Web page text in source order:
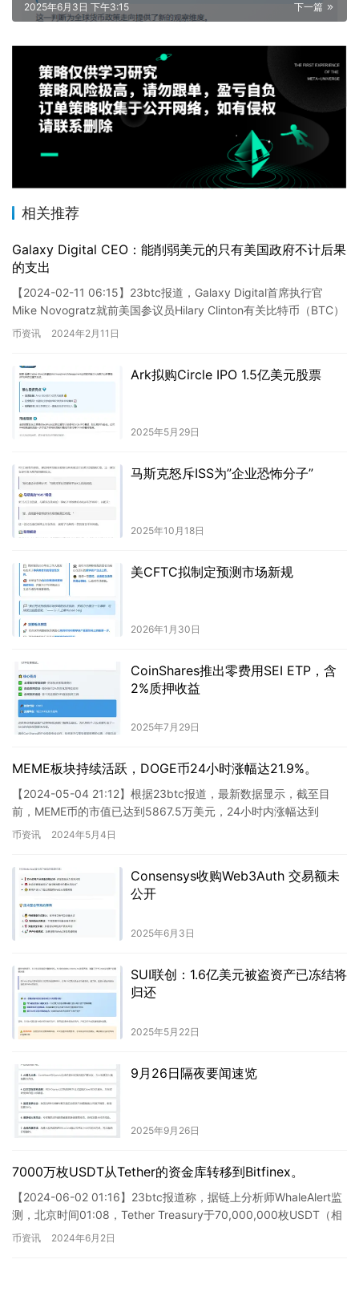
下一篇
2025年6月3日 下午3:15
相关推荐
Galaxy Digital CEO：能削弱美元的只有美国政府不计后果
的支出
【2024-02-11 06:15】23btc报道，Galaxy Digital首席执行官
Mike Novogratz就前美国参议员Hilary Clinton有关比特币（BTC）
…
币资讯 2024年2月11日
Ark拟购Circle IPO 1.5亿美元股票
2025年5月29日
马斯克怒斥ISS为”企业恐怖分子”
2025年10月18日
美CFTC拟制定预测市场新规
2026年1月30日
CoinShares推出零费用SEI ETP，含
2%质押收益
2025年7月29日
MEME板块持续活跃，DOGE币24小时涨幅达21.9%。
【2024-05-04 21:12】根据23btc报道，最新数据显示，截至目
前，MEME币的市值已达到5867.5万美元，24小时内涨幅达到
16.9%。过去24小时，Meme币在全…
币资讯 2024年5月4日
Consensys收购Web3Auth 交易额未
公开
2025年6月3日
SUI联创：1.6亿美元被盗资产已冻结将
归还
2025年5月22日
9月26日隔夜要闻速览
2025年9月26日
7000万枚USDT从Tether的资金库转移到Bitfinex。
【2024-06-02 01:16】23btc报道称，据链上分析师WhaleAlert监
测，北京时间01:08，Tether Treasury于70,000,000枚USDT（相
当…
币资讯 2024年6月2日